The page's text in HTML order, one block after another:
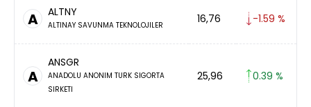
A ALTNY
ALTINAY SAVUNMA TEKNOLOJILER 16,76 -1.59 %
A
ANSGR
ANADOLU ANONIM TURK SIGORTA
SIRKETI
25,96 0.39 %